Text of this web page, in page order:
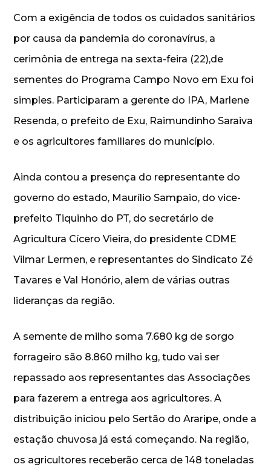
Com a exigência de todos os cuidados sanitários
por causa da pandemia do coronavírus, a
cerimônia de entrega na sexta-feira (22),de
sementes do Programa Campo Novo em Exu foi
simples. Participaram a gerente do IPA, Marlene
Resenda, o prefeito de Exu, Raimundinho Saraiva
e os agricultores familiares do município.
Ainda contou a presença do representante do
governo do estado, Maurílio Sampaio, do vice-
prefeito Tiquinho do PT, do secretário de
Agricultura Cícero Vieira, do presidente CDME
Vilmar Lermen, e representantes do Sindicato Zé
Tavares e Val Honório, alem de várias outras
lideranças da região.
A semente de milho soma 7.680 kg de sorgo
forrageiro são 8.860 milho kg, tudo vai ser
repassado aos representantes das Associações
para fazerem a entrega aos agricultores. A
distribuição iniciou pelo Sertão do Araripe, onde a
estação chuvosa já está começando. Na região,
os agricultores receberão cerca de 148 toneladas